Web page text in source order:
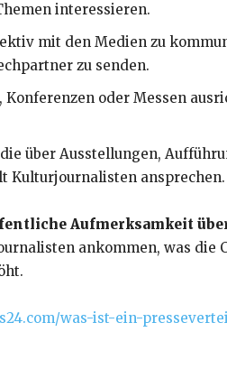
interessieren.
mit den Medien zu
zu senden.
oder Messen
über Ausstellungen,
Kulturjournalisten ansprechen.
Aufmerksamkeit
ankommen, was die
was-ist-ein-